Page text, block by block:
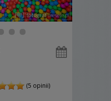
(5 opinii)